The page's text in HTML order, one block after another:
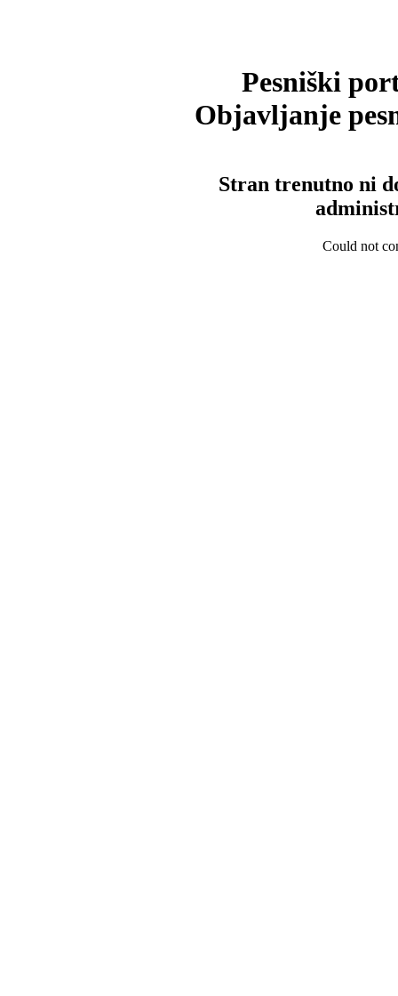
Pesniški
Objavljanje
Stran trenutno ni
Could not